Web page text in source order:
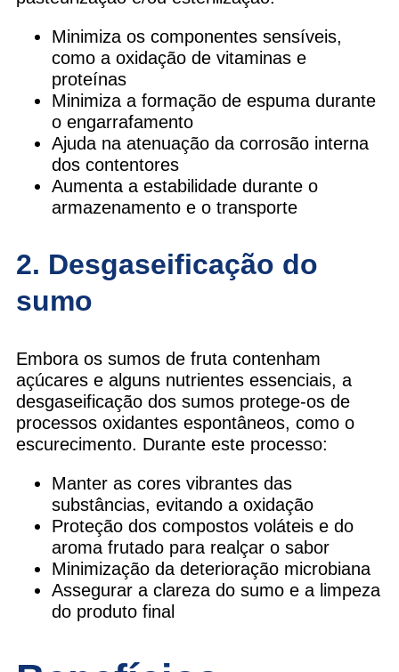
Minimiza os componentes sensíveis,
como a oxidação de vitaminas e
proteínas
Minimiza a formação de espuma durante
o engarrafamento
Ajuda na atenuação da corrosão interna
dos contentores
Aumenta a estabilidade durante o
armazenamento e o transporte
2. Desgaseificação do
sumo
Embora os sumos de fruta contenham
açúcares e alguns nutrientes essenciais, a
desgaseificação dos sumos protege-os de
processos oxidantes espontâneos, como o
escurecimento. Durante este processo:
Manter as cores vibrantes das
substâncias, evitando a oxidação
Proteção dos compostos voláteis e do
aroma frutado para realçar o sabor
Minimização da deterioração microbiana
Assegurar a clareza do sumo e a limpeza
do produto final